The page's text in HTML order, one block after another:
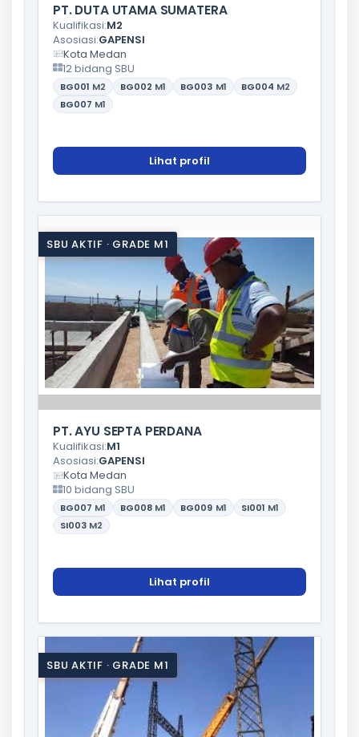
PT. DUTA UTAMA SUMATERA
Kualifikasi:M2
Asosiasi:GAPENSI
Kota Medan
12 bidang SBU
BG001 M2 BG002 M1 BG003 M1 BG004 M2
BG007 M1
Lihat profil
SBU AKTIF · GRADE M1
PT. AYU SEPTA PERDANA
Kualifikasi:M1
Asosiasi:GAPENSI
Kota Medan
10 bidang SBU
BG007 M1 BG008 M1 BG009 M1 SI001 M1
SI003 M2
Lihat profil
SBU AKTIF · GRADE M1